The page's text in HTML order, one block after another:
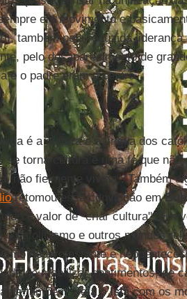
em movimento e
também pela reduzida
pelo desaparecimento de
e o padre eram o centro.
é a cultura e a língua dos
se torna cultura é uma fé que
não fielmente vivida". Também
retomou essa convicção em
o valor de "criar cultura". Em
o catolicismo e outros mundos
neoprotestante e
de mobilizar sentimentos, de
também afeta oIslãcom os